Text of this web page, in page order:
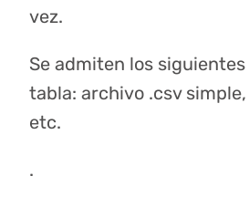
vez.
Se admiten los
tabla: archivo .csv simple,
etc.
.